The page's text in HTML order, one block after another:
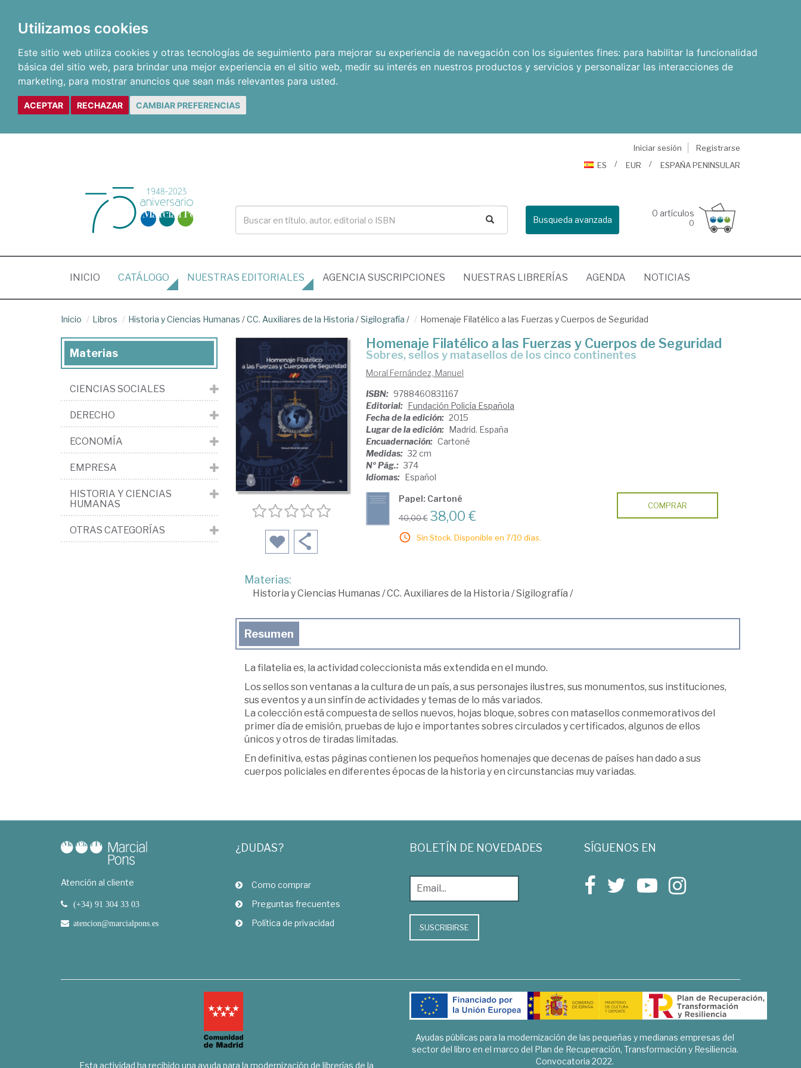
Utilizamos cookies
Este sitio web utiliza cookies y otras tecnologías de seguimiento para mejorar su experiencia de navegación con los siguientes fines: para habilitar la funcionalidad
básica del sitio web, para brindar una mejor experiencia en el sitio web, medir su interés en nuestros productos y servicios y personalizar las interacciones de
marketing, para mostrar anuncios que sean más relevantes para usted.
ACEPTAR RECHAZAR CAMBIAR PREFERENCIAS
Iniciar sesión
Registrarse
ES
EUR ESPAÑA PENINSULAR
Busqueda avanzada
0 artículos
0
INICIO (CURRENT)
CATÁLOGO NUESTRAS EDITORIALES AGENCIA SUSCRIPCIONES NUESTRAS LIBRERÍAS AGENDA NOTICIAS
Inicio Libros Historia y Ciencias Humanas /CC. Auxiliares de la Historia /Sigilografía / Homenaje Filatélico a las Fuerzas y Cuerpos de Seguridad
Homenaje Filatélico a las Fuerzas y Cuerpos de Seguridad
sobres, sellos y matasellos de los cinco continentes
Moral Fernández, Manuel
ISBN: 9788460831167
Editorial: Fundación Policía Española
Fecha de la edición: 2015
Lugar de la edición: Madrid. España
Encuadernación: Cartoné
Medidas: 32 cm
Nº Pág.: 374
Idiomas: Español
Papel: Cartoné
40,00 € 38,00 €
Sin Stock. Disponible en 7/10 días.
COMPRAR
Materias:
Historia y Ciencias Humanas/CC. Auxiliares de la Historia /Sigilografía /
Resumen
La filatelia es, la actividad coleccionista más extendida en el mundo.
Los sellos son ventanas a la cultura de un país, a sus personajes ilustres, sus monumentos, sus instituciones,
sus eventos y a un sinfín de actividades y temas de lo más variados.
La colección está compuesta de sellos nuevos, hojas bloque, sobres con matasellos conmemorativos del
primer día de emisión, pruebas de lujo e importantes sobres circulados y certificados, algunos de ellos
únicos y otros de tiradas limitadas.
En definitiva, estas páginas contienen los pequeños homenajes que decenas de países han dado a sus
cuerpos policiales en diferentes épocas de la historia y en circunstancias muy variadas.
Materias
CIENCIAS SOCIALES
DERECHO
ECONOMÍA
EMPRESA
HISTORIA Y CIENCIAS
HUMANAS
OTRAS CATEGORÍAS
Atención al cliente
(+34) 91 304 33 03
atencion@marcialpons.es
¿DUDAS?
Como comprar
Preguntas frecuentes
Política de privacidad
BOLETÍN DE NOVEDADES
SUSCRIBIRSE
SÍGUENOS EN
Esta actividad ha recibido una ayuda para la modernización de librerías de la
Ayudas públicas para la modernización de las pequeñas y medianas empresas del
sector del libro en el marco del Plan de Recuperación, Transformación y Resiliencia.
Convocatoria 2022.